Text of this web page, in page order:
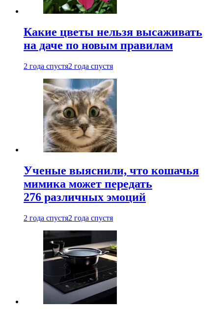
Какие цветы нельзя высаживать
на даче по новым правилам
2 года спустя2 года спустя
Ученые выяснили, что кошачья
мимика может передать
276 различных эмоций
2 года спустя2 года спустя